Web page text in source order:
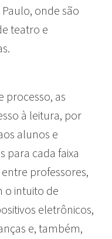
onde são
teatro e
processo, as
à leitura, por
alunos e
para cada faixa
professores,
o intuito de
eletrônicos,
e, também,